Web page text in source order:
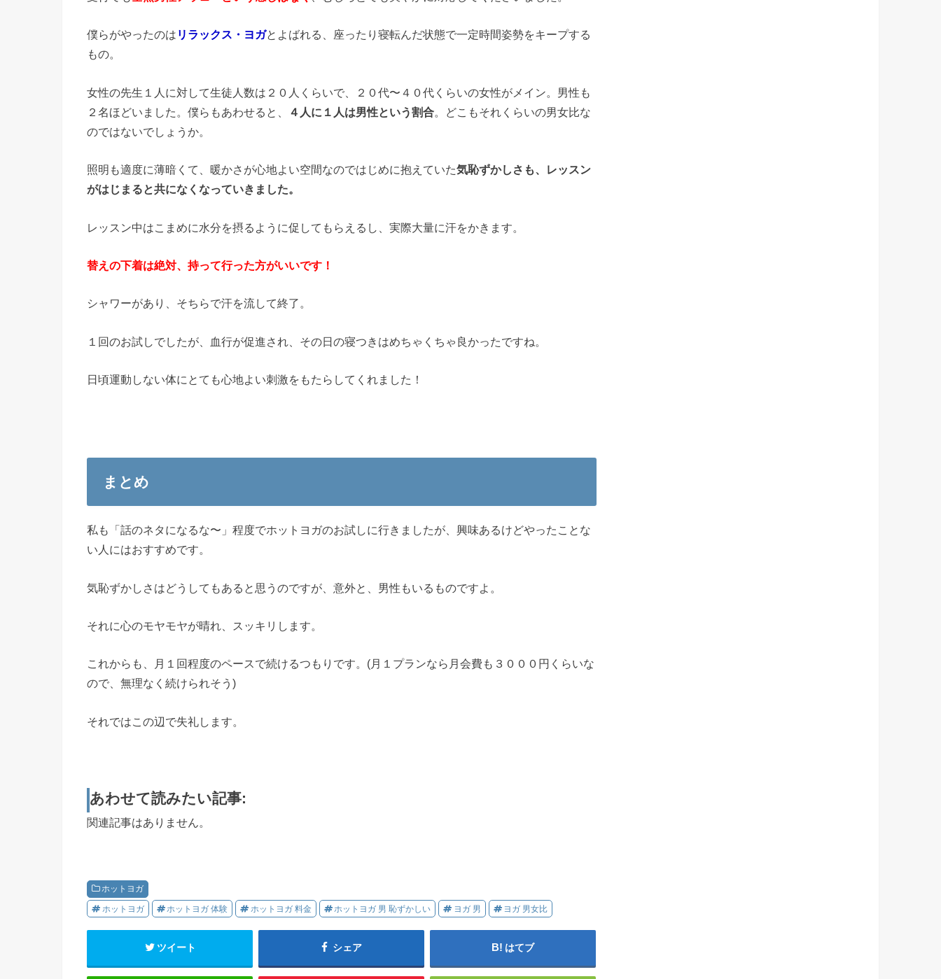
僕らがやったのは リラックス・ヨガとよばれる、座ったり寝転んだ状態で一定時間姿勢をキープする
もの。
女性の先生１人に対して生徒人数は２０人くらいで、２０代〜４０代くらいの女性がメイン。男性も
２名ほどいました。僕らもあわせると、
４人に１人は男性という割合。どこもそれくらいの男女比な
のではないでしょうか。
照明も適度に薄暗くて、暖かさが心地よい空間なのではじめに抱えていた気恥ずかしさも、レッスン
がはじまると共になくなっていきました。
レッスン中はこまめに水分を摂るように促してもらえるし、実際大量に汗をかきます。
替えの下着は絶対、持って行った方がいいです！
シャワーがあり、そちらで汗を流して終了。
１回のお試しでしたが、血行が促進され、その日の寝つきはめちゃくちゃ良かったですね。
日頃運動しない体にとても心地よい刺激をもたらしてくれました！
まとめ
私も「話のネタになるな〜」程度でホットヨガのお試しに行きましたが、興味あるけどやったことな
い人にはおすすめです。
気恥ずかしさはどうしてもあると思うのですが、意外と、男性もいるものですよ。
それに心のモヤモヤが晴れ、スッキリします。
これからも、月１回程度のペースで続けるつもりです。(月１プランなら月会費も３０００円くらいな
ので、無理なく続けられそう)
それではこの辺で失礼します。
あわせて読みたい記事:
関連記事はありません。
ホットヨガ
ホットヨガ ホットヨガ 体験 ホットヨガ 料金 ホットヨガ 男 恥ずかしい ヨガ 男 ヨガ 男女比
ツイート シェア はてブ